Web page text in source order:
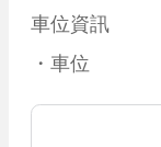
車位資訊
・車位